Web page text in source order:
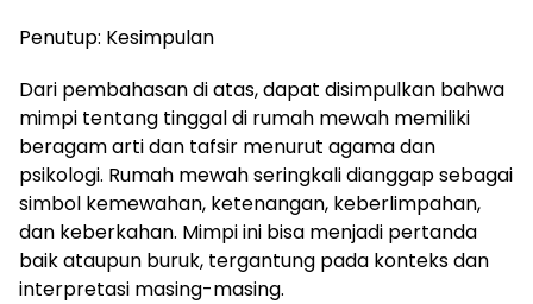
Penutup: Kesimpulan
Dari pembahasan di atas, dapat disimpulkan bahwa
mimpi tentang tinggal di rumah mewah memiliki
beragam arti dan tafsir menurut agama dan
psikologi. Rumah mewah seringkali dianggap sebagai
simbol kemewahan, ketenangan, keberlimpahan,
dan keberkahan. Mimpi ini bisa menjadi pertanda
baik ataupun buruk, tergantung pada konteks dan
interpretasi masing-masing.